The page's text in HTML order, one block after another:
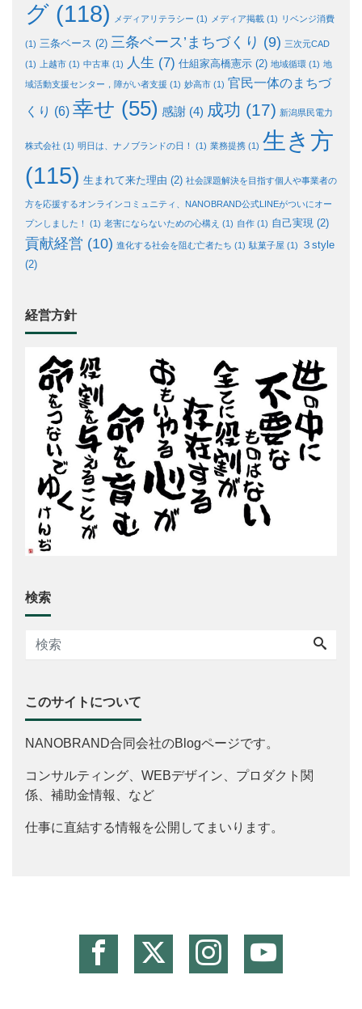
グ (118) メディアリテラシー (1) メディア掲載 (1) リベンジ消費
(1) 三条ベース (2) 三条ベース’まちづくり (9) 三次元CAD
(1) 上越市 (1) 中古車 (1) 人生 (7) 仕組家高橋憲示 (2) 地域循環 (1) 地
域活動支援センター，障がい者支援 (1) 妙高市 (1) 官民一体のまちづ
くり (6) 幸せ (55) 感謝 (4) 成功 (17) 新潟県民電力
株式会社 (1) 明日は、ナノブランドの日！ (1) 業務提携 (1) 生き方
(115) 生まれて来た理由 (2) 社会課題解決を目指す個人や事業者の
方を応援するオンラインコミュニティ、NANOBRAND公式LINEがついにオー
プンしました！
(1) 老害にならないための心構え (1) 自作 (1) 自己実現 (2)
貢献経営 (10) 進化する社会を阻む亡者たち (1) 駄菓子屋 (1)
３style
(2)
経営方針
検索
このサイトについて
NANOBRAND合同会社のBlogページです。
コンサルティング、WEBデザイン、プロダクト関
係、補助金情報、など
仕事に直結する情報を公開してまいります。